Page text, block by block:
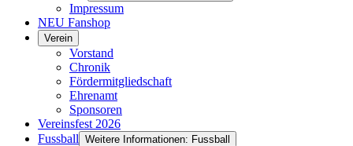
Impressum
NEU Fanshop
Verein
Vorstand
Chronik
Fördermitgliedschaft
Ehrenamt
Sponsoren
Vereinsfest 2026
Fussball Weitere Informationen: Fussball